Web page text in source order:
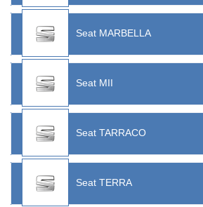
Seat MARBELLA
Seat MII
Seat TARRACO
Seat TERRA